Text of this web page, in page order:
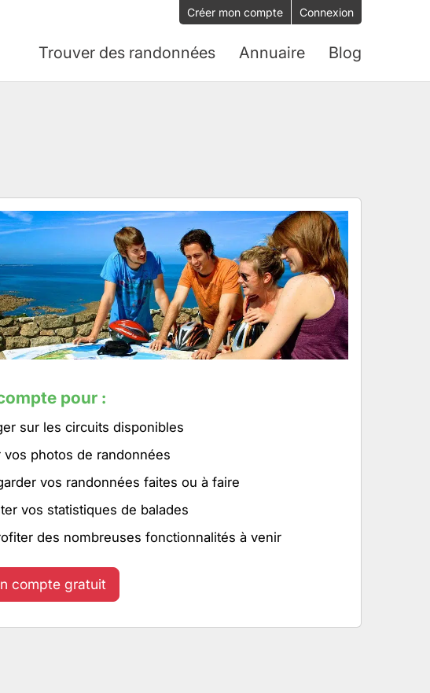
Créer mon compte Connexion
Trouver des randonnées Annuaire Blog
pour :
sur les circuits disponibles
vos photos de randonnées
vos randonnées faites ou à faire
vos statistiques de balades
des nombreuses fonctionnalités à venir
compte gratuit